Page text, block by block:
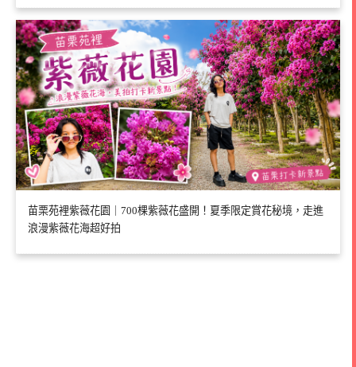
苗栗苑裡紫薇花園｜700棵紫薇花盛開！夏季限定賞花秘境，走進
浪漫紫薇花海超好拍